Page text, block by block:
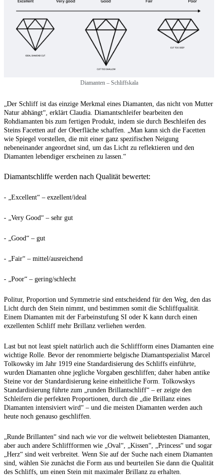
Diamanten – Schliffskala
„Der Schliff ist das einzige Merkmal eines Diamanten, das nicht von Mutter
Natur abhängt“, erklärt Claudia. Diamantschleifer bearbeiten den
Rohdiamanten bis zum fertigen Produkt, indem sie durch Beschleifen des
Steins Facetten auf der Oberfläche schaffen. „Man kann sich die Facetten
wie Spiegel vorstellen, die mit einer ganz spezifischen Neigung
nebeneinander angeordnet sind, um das Licht zu reflektieren und den
Diamanten lebendiger erscheinen zu lassen.“
Diamantschliffe werden nach Qualität bewertet:
- „Excellent“ – exzellent/ideal
- „Very Good“ – sehr gut
- „Good“ – gut
- „Fair“ – mittel/ausreichend
- „Poor“ – gering/schlecht
Politur, Proportion und Symmetrie sind entscheidend für den Weg, den das
Licht durch den Stein nimmt, und bestimmen somit die Schliffqualität.
Einem Diamanten mit der Farbeinstufung SI oder K kann durch einen
exzellenten Schliff mehr Brillanz verliehen werden.
Last but not least spielt natürlich auch die Schliffform eines Diamanten eine
wichtige Rolle. Bevor der renommierte belgische Diamantspezialist Marcel
Tolkowsky im Jahr 1919 eine Standardisierung des Schliffs einführte,
wurden Diamanten ohne jegliche Vorgaben geschliffen; daher haben antike
Steine vor der Standardisierung keine einheitliche Form. Tolkowskys
Standardisierung führte zum „runden Brillantschliff“ – er zeigte den
Schleifern die perfekten Proportionen, durch die „die Brillanz eines
Diamanten intensiviert wird“ – und die meisten Diamanten werden auch
heute noch genauso geschliffen.
„Runde Brillanten“ sind nach wie vor die weltweit beliebtesten Diamanten,
aber auch andere Schliffformen wie „Oval“, „Kissen“, „Princess“ und sogar
„Herz“ sind weit verbreitet. Wenn Sie auf der Suche nach einem Diamanten
sind, wählen Sie zunächst die Form aus und beurteilen Sie dann die Qualität
des Schliffs, um einen Stein mit maximaler Brillanz zu erhalten.